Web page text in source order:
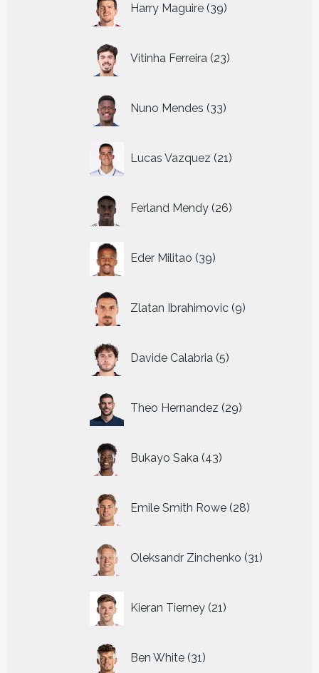
Harry Maguire 39
producten
Vitinha Ferreira 23
producten
Nuno Mendes 33
producten
Lucas Vazquez 21
producten
Ferland Mendy 26
producten
Eder Militao 39
producten
Zlatan Ibrahimovic 9
producten
Davide Calabria 5
producten
Theo Hernandez 29
producten
Bukayo Saka 43
producten
Emile Smith Rowe 28
producten
Oleksandr Zinchenko 31
producten
Kieran Tierney 21
producten
Ben White 31
producten